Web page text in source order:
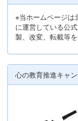
※当ホームページは
に運営している公
製、改変、転載等を
心の教育推進キャ